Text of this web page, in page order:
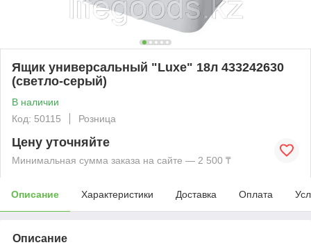
Ящик универсальный "Luxe" 18л 433242630
(светло-серый)
В наличии
Код: 50115
Розница
Цену уточняйте
Минимальная сумма заказа на сайте — 2 500 ₸
Описание Характеристики Доставка Оплата
Описание